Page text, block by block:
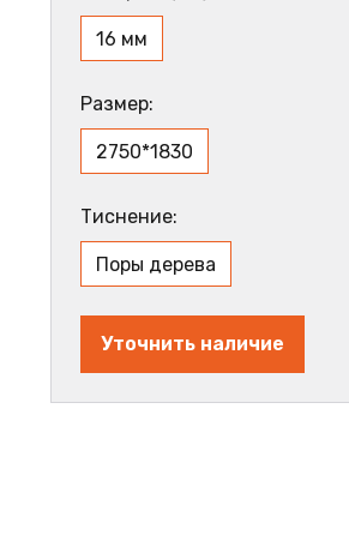
16 мм
Размер:
2750*1830
Тиснение:
Поры дерева
Уточнить наличие